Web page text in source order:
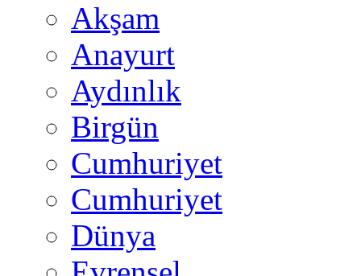
Akşam
Anayurt
Aydınlık
Birgün
Cumhuriyet
Cumhuriyet
Dünya